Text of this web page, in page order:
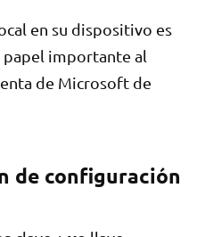
en su dispositivo es
papel importante al
de Microsoft de
de configuración